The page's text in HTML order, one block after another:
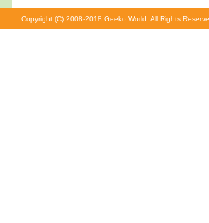
Copyright (C) 2008-2018 Geeko World. All Rights